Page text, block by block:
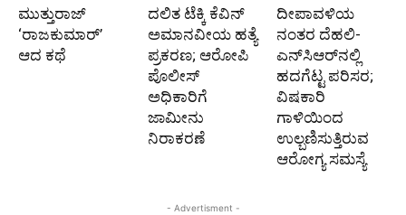
ಮುತ್ತುರಾಜ್
‘ರಾಜಕುಮಾರ್‍’
ಆದ ಕಥೆ
ದಲಿತ ಟೆಕ್ಕಿ ಕೆವಿನ್
ಅಮಾನವೀಯ ಹತ್ಯೆ
ಪ್ರಕರಣ; ಆರೋಪಿ
ಪೊಲೀಸ್‌
ಅಧಿಕಾರಿಗೆ
ಜಾಮೀನು
ನಿರಾಕರಣೆ
ದೀಪಾವಳಿಯ
ನಂತರ ದೆಹಲಿ-
ಎನ್‌ಸಿಆರ್‌ನಲ್ಲಿ
ಹದಗೆಟ್ಟ ಪರಿಸರ;
ವಿಷಕಾರಿ
ಗಾಳಿಯಿಂದ
ಉಲ್ಬಣಿಸುತ್ತಿರುವ
ಆರೋಗ್ಯ ಸಮಸ್ಯೆ
- Advertisment -